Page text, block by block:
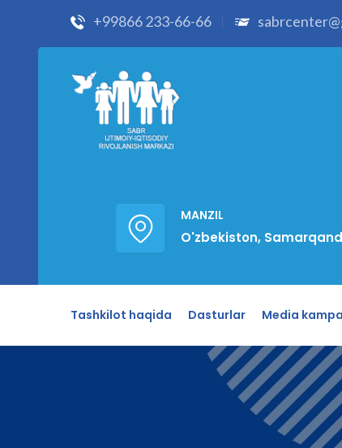
+99866 233-66-66
MANZIL
O'zbekiston,
Tashkilot haqida Dasturlar Media